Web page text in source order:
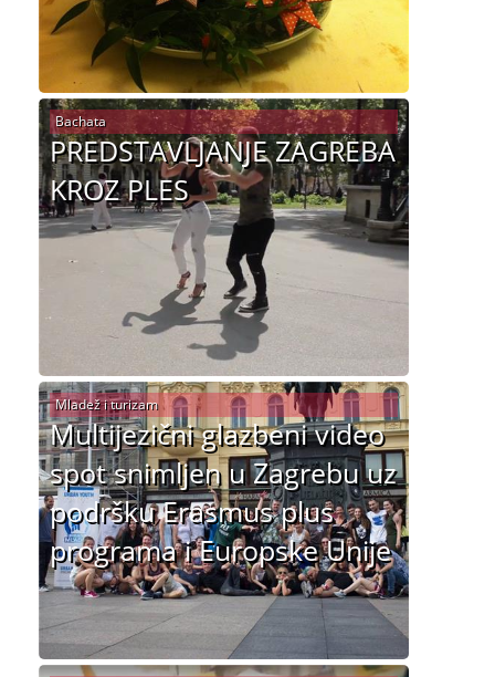
PREDSTAVLJANJE ZAGREBA
KROZ PLES
Bachata
Multijezični glazbeni video
spot snimljen u Zagrebu uz
podršku Erasmus plus
programa i Europske Unije
Mladež i turizam